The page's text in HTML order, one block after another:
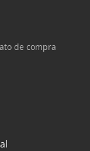
de compra